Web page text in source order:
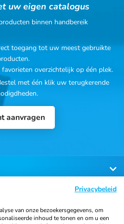
uw eigen catalogus
binnen handbereik
toegang tot uw meest gebruikte
overzichtelijk op één plek.
met één klik uw terugkerende
aanvragen
Privacybeleid
van onze bezoekersgegevens, om
inhoud te tonen en om u een